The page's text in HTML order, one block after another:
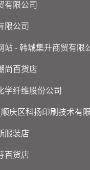
有限公司
限公司
站 - 韩城集升商贸有限
尚百货店
学纤维股份公司
庆区科扬印刷技术有
服装店
百货店